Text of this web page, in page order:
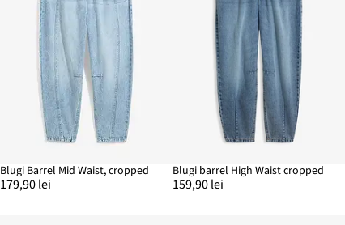
Blugi Barrel Mid Waist, cropped
179,90 lei
Blugi barrel High Waist cropped
159,90 lei